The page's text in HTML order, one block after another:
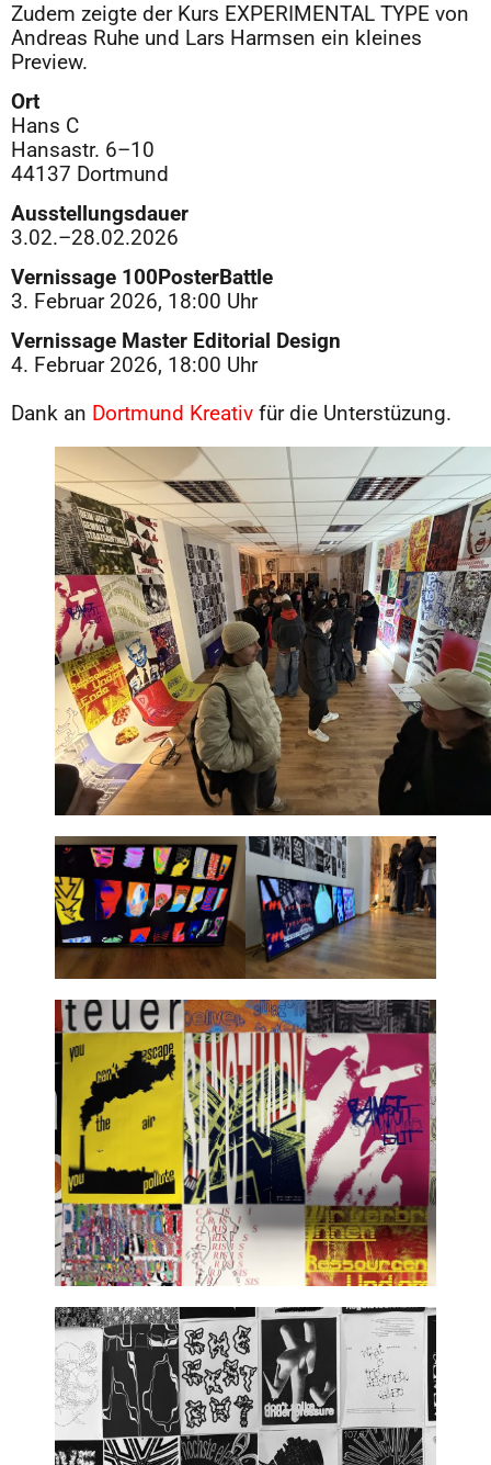
Zudem zeigte der Kurs EXPERIMENTAL TYPE von
Andreas Ruhe und Lars Harmsen ein kleines
Preview.
Ort
Hans C
Hansastr. 6–10
44137 Dortmund
Ausstellungsdauer
3.02.–28.02.2026
Vernissage 100PosterBattle
3. Februar 2026, 18:00 Uhr
Vernissage Master Editorial Design
4. Februar 2026, 18:00 Uhr
Dank an Dortmund Kreativ für die Unterstüzung.